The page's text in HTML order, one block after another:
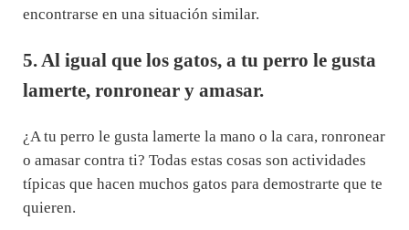
encontrarse en una situación similar.
5. Al igual que los gatos, a tu perro le gusta
lamerte, ronronear y amasar.
¿A tu perro le gusta lamerte la mano o la cara, ronronear
o amasar contra ti? Todas estas cosas son actividades
típicas que hacen muchos gatos para demostrarte que te
quieren.